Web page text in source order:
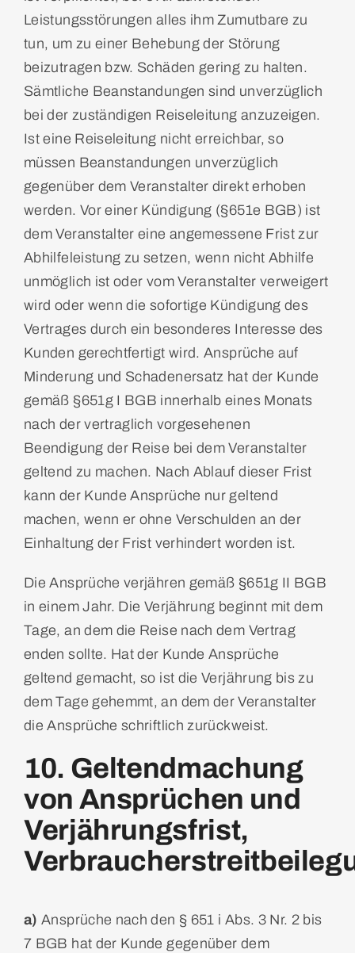
Leistungsstörungen alles ihm Zumutbare zu
tun, um zu einer Behebung der Störung
beizutragen bzw. Schäden gering zu halten.
Sämtliche Beanstandungen sind unverzüglich
bei der zuständigen Reiseleitung anzuzeigen.
Ist eine Reiseleitung nicht erreichbar, so
müssen Beanstandungen unverzüglich
gegenüber dem Veranstalter direkt erhoben
werden. Vor einer Kündigung (§651e BGB) ist
dem Veranstalter eine angemessene Frist zur
Abhilfeleistung zu setzen, wenn nicht Abhilfe
unmöglich ist oder vom Veranstalter verweigert
wird oder wenn die sofortige Kündigung des
Vertrages durch ein besonderes Interesse des
Kunden gerechtfertigt wird. Ansprüche auf
Minderung und Schadenersatz hat der Kunde
gemäß §651g I BGB innerhalb eines Monats
nach der vertraglich vorgesehenen
Beendigung der Reise bei dem Veranstalter
geltend zu machen. Nach Ablauf dieser Frist
kann der Kunde Ansprüche nur geltend
machen, wenn er ohne Verschulden an der
Einhaltung der Frist verhindert worden ist.
Die Ansprüche verjähren gemäß §651g II BGB
in einem Jahr. Die Verjährung beginnt mit dem
Tage, an dem die Reise nach dem Vertrag
enden sollte. Hat der Kunde Ansprüche
geltend gemacht, so ist die Verjährung bis zu
dem Tage gehemmt, an dem der Veranstalter
die Ansprüche schriftlich zurückweist.
10. Geltendmachung
von Ansprüchen und
Verjährungsfrist,
a)Ansprüche nach den § 651 i Abs. 3 Nr. 2 bis
7 BGB hat der Kunde gegenüber dem